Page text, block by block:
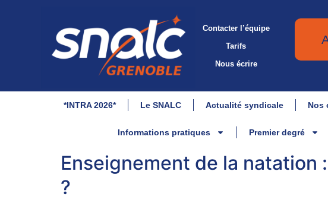
Contacter l’équipe
Tarifs
Nous écrire
*INTRA 2026* Le SNALC Actualité syndicale Nos
Informations pratiques Premier degré
Enseignement de la
?